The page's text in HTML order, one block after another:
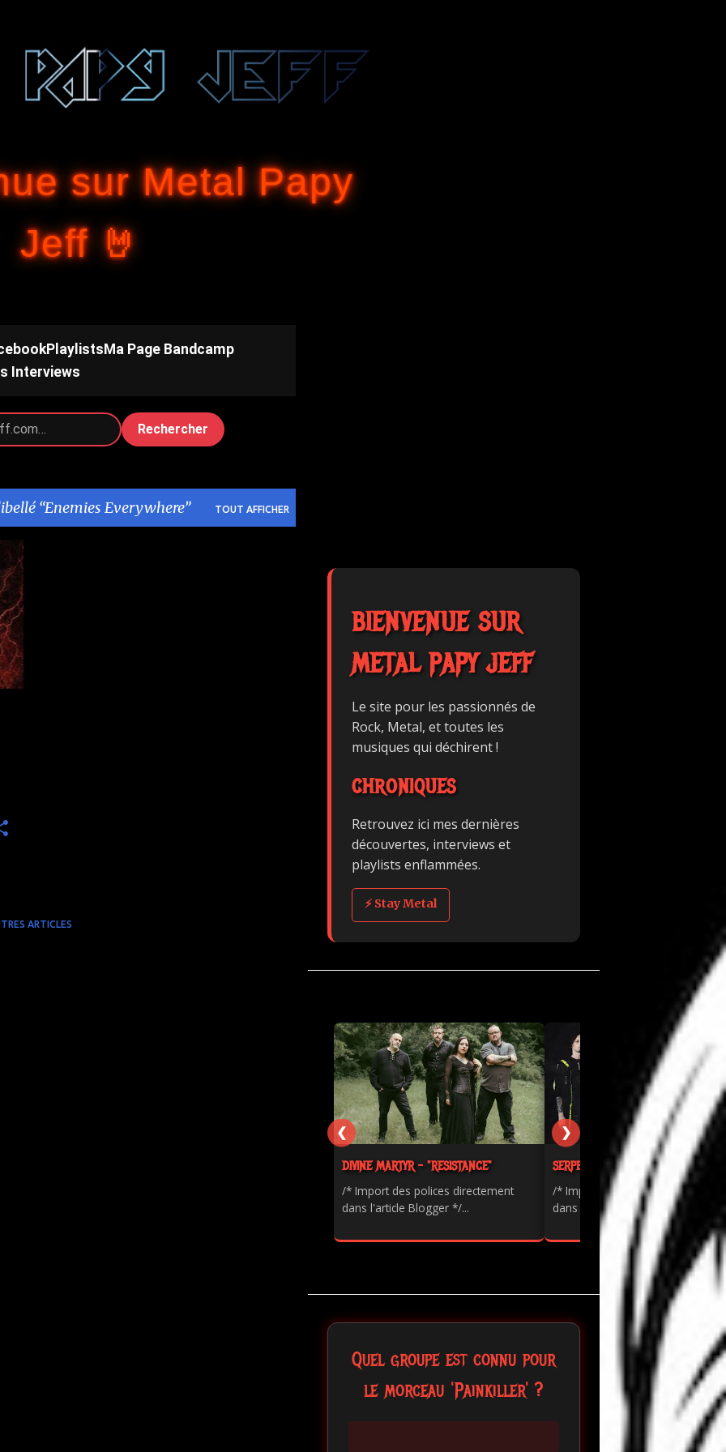
sur Metal Papy
Jeff 🤘
Playlists Ma Page Bandcamp
Interviews
Rechercher
Enemies Everywhere TOUT AFFICHER
ARTICLES
BIENVENUE SUR
METAL PAPY JEFF
Le site pour les passionnés de
Rock, Metal, et toutes les
musiques qui déchirent !
CHRONIQUES
Retrouvez ici mes dernières
découvertes, interviews et
playlists enflammées.
⚡ Stay Metal
DIVINE MARTYR - "RESISTANCE"
/* Import des polices directement
dans l'article Blogger */...
SERPENTS - "PAINKILLER"
/* Import des polices directement
dans l'article Blogger */...
❮ ❯
Quel groupe est connu pour
le morceau 'Painkiller' ?